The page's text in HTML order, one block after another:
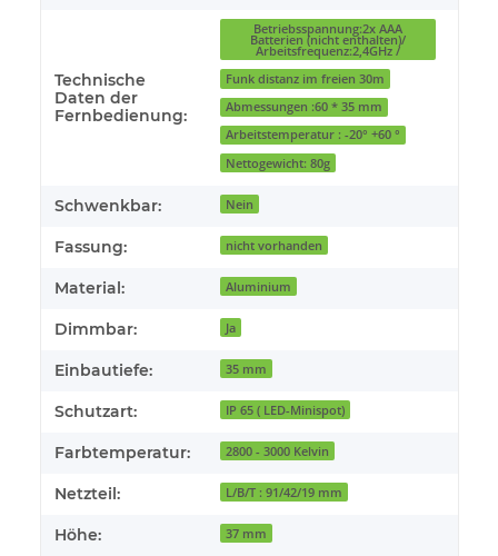
Technische
Daten der
Fernbedienung:
Betriebsspannung:2x AAA
Batterien (nicht enthalten)/
Arbeitsfrequenz:2,4GHz /
Funk distanz im freien 30m
Abmessungen :60 * 35 mm
Arbeitstemperatur : -20° +60 °
Nettogewicht: 80g
Schwenkbar: Nein
Fassung: nicht vorhanden
Material: Aluminium
Dimmbar: Ja
Einbautiefe: 35 mm
Schutzart: IP 65 ( LED-Minispot)
Farbtemperatur: 2800 - 3000 Kelvin
Netzteil: L/B/T : 91/42/19 mm
Höhe: 37 mm